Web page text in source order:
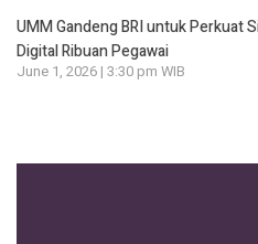
UMM Gandeng BRI untuk Perkuat
Digital Ribuan Pegawai
June 1, 2026 | 3:30 pm WIB